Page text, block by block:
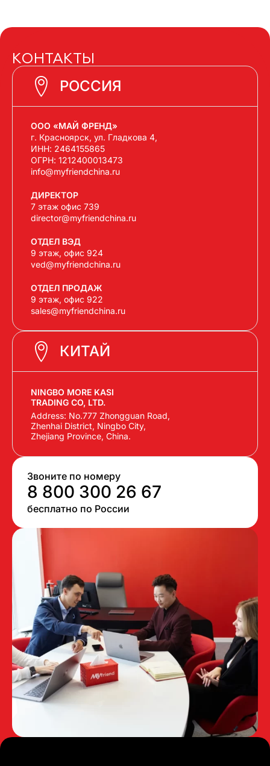
КОНТАКТЫ
РОССИЯ
ООО «МАЙ ФРЕНД»
г. Красноярск, ул. Гладкова 4,
ИНН: 2464155865
ОГРН: 1212400013473
info@myfriendchina.ru
ДИРЕКТОР
7 этаж офис 739
director@myfriendchina.ru
ОТДЕЛ ВЭД
9 этаж, офис 924
ved@myfriendchina.ru
ОТДЕЛ ПРОДАЖ
9 этаж, офис 922
sales@myfriendchina.ru
КИТАЙ
NINGBO MORE KASI
TRADING CO, LTD.
Address: No.777 Zhongguan Road,
Zhenhai District, Ningbo City,
Zhejiang Province, China.
Звоните по номеру
8 800 300 26 67
бесплатно по России